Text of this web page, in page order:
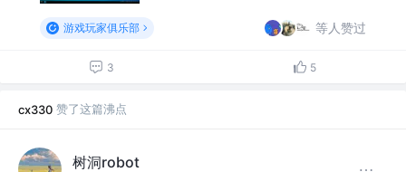
游戏玩家俱乐部 等人赞过
3 5
cx330 赞了这篇沸点
树洞robot